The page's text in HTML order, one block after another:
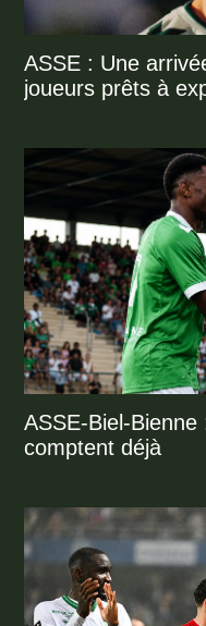
ASSE : Une
joueurs prêts à
ASSE-Biel-
comptent déjà